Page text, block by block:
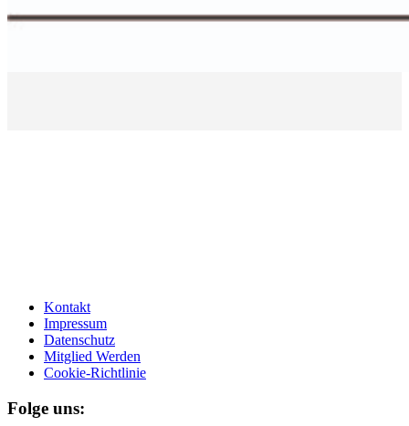
Kontakt
Impressum
Datenschutz
Mitglied Werden
Cookie-Richtlinie
Folge uns: